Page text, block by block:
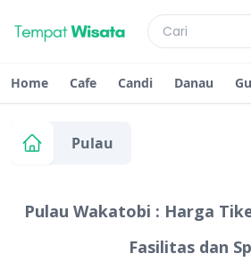
Home Cafe Candi Danau
Pulau
Pulau Wakatobi : Harga
Fasilitas dan